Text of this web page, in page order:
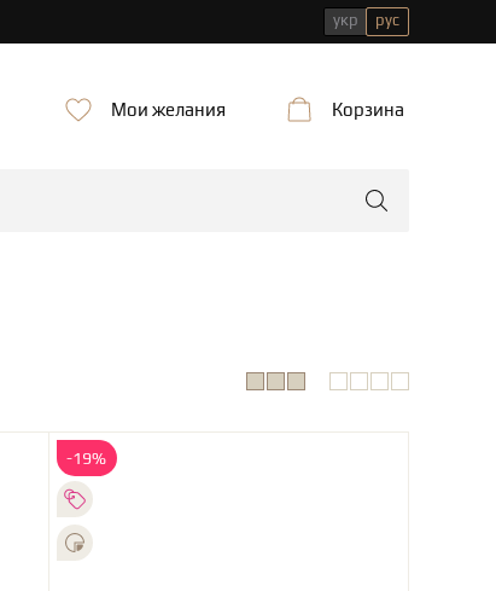
укр рус
Мои желания Корзина
-19%